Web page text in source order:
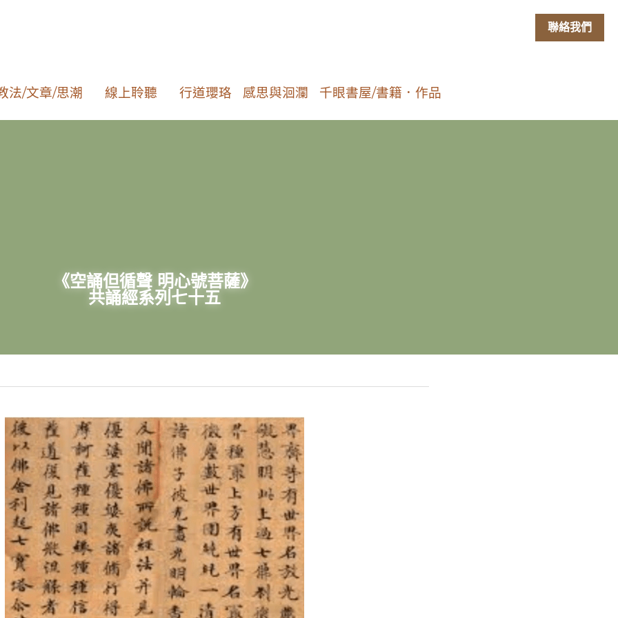
聯絡我們
教法/文章/思潮 線上聆聽 行道瓔珞 感思與洄瀾 千眼書屋/書籍．作品
《空誦但循聲 明心號菩薩》
共誦經系列七十五
修,